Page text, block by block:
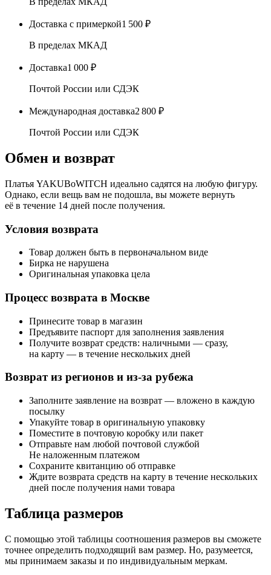
Доставка с примеркой1 500 ₽
В пределах МКАД
Доставка1 000 ₽
Почтой России или СДЭК
Международная доставка2 800 ₽
Почтой России или СДЭК
Обмен и возврат
Платья YAKUBoWITCH идеально садятся на любую фигуру.
Однако, если вещь вам не подошла, вы можете вернуть
её в течение 14 дней после получения.
Условия возврата
Товар должен быть в первоначальном виде
Бирка не нарушена
Оригинальная упаковка цела
Процесс возврата в Москве
Принесите товар в магазин
Предъявите паспорт для заполнения заявления
Получите возврат средств: наличными — сразу,
на карту — в течение нескольких дней
Возврат из регионов и из-за рубежа
Заполните заявление на возврат — вложено в каждую
посылку
Упакуйте товар в оригинальную упаковку
Поместите в почтовую коробку или пакет
Отправьте нам любой почтовой службой
Не наложенным платежом
Сохраните квитанцию об отправке
Ждите возврата средств на карту в течение нескольких
дней после получения нами товара
Таблица размеров
С помощью этой таблицы соотношения размеров вы сможете
точнее определить подходящий вам размер. Но, разумеется,
мы принимаем заказы и по индивидуальным меркам.